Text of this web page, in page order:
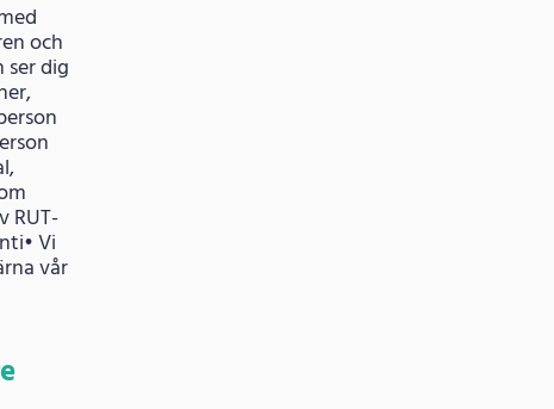
och
dig
RUT-
Vi
vår